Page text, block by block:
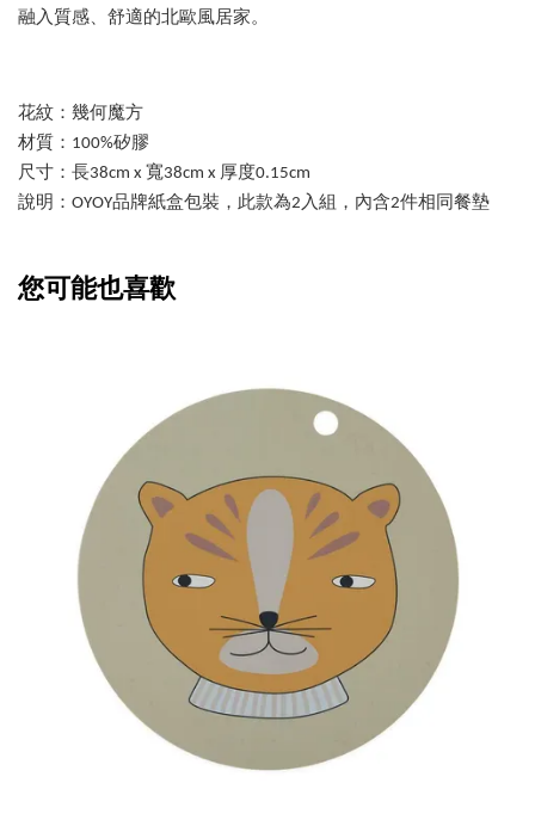
融入質感、舒適的北歐風居家。
花紋：幾何魔方
材質：100%矽膠
尺寸：長38cm x 寬38cm x 厚度0.15cm
說明：OYOY品牌紙盒包裝，此款為2入組，內含2件相同餐墊
您可能也喜歡